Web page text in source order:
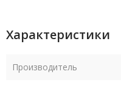
Характеристики
Производитель